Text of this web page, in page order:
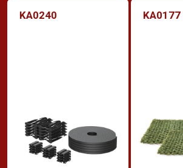
KA0240 KA0177